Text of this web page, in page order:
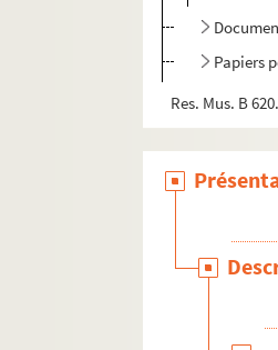
Papiers
Res. Mus. B